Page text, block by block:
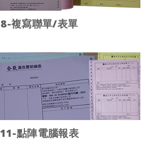
8-複寫聯單/表單
11-點陣電腦報表